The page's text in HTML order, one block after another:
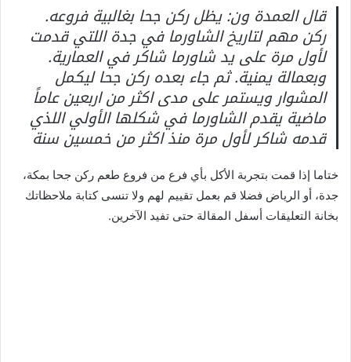
قال العمدة ون: يظل ركن جحا بغالبية فروعه.
ركن مهم لتاريخ الشاورما في جدة اللتي قدمت
لأول مرة على يد شاورما شاكر في العمارية.
وبعمالة يمنية. ثم جاء بعده ركن جحا ليكمل
المشوار ويستمر على مدى اكثر من اربعين عاماً
ماضية يقدم الشاورما في شكلها الأولي اللذي
قدمه شاكر لأول مرة منذ اكثر من خمسين سنة
ختاما إذا قمت بتجربة الأكل بأي فرع من فروع طعم ركن جحا بمكة،
جدة، أو الرياض فضلا قم بعمل تقييم لهم ولا تنسى كتابة ملاحظاتك
بخانة التعليقات أسفل المقالة حتى تفيد الآخرين.